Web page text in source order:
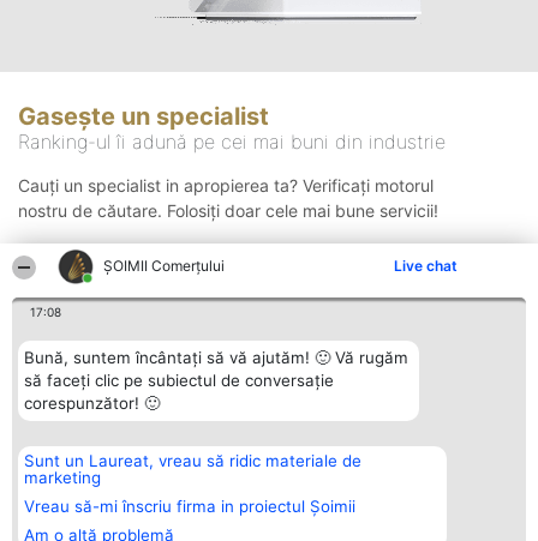
ȘOIMII Comerțului Live chat
17:08
Bună, suntem încântați să vă ajutăm! 🙂 Vă rugăm
să faceți clic pe subiectul de conversație
corespunzător! 🙂
Sunt un Laureat, vreau să ridic materiale de
marketing
Vreau să-mi înscriu firma in proiectul Șoimii
Am o altă problemă
Gasește un specialist
Ranking-ul îi adună pe cei mai buni din industrie
Cauți un specialist in apropierea ta? Verificați motorul
nostru de căutare. Folosiți doar cele mai bune servicii!
Organizator Ranking
BRIGHT SOLUTIONS BR SRL
Aleea Timisul De Sus 2 Bl. A30
Sc. A Et. 4 Ap. 13 Cod 061952
București
Plebiscyt
Lista Tuturor
Laureaților
Contact